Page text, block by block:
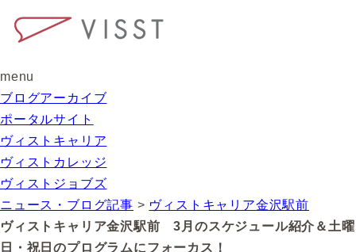
menu
ブログアーカイブ
ポータルサイト
ヴィストキャリア
ヴィストカレッジ
ヴィストジョブズ
ニュース・ブログ記事 > ヴィストキャリア金沢駅前
ヴィストキャリア金沢駅前 3月のスケジュール紹介＆土曜
日・祝日のプログラムにフォーカス！